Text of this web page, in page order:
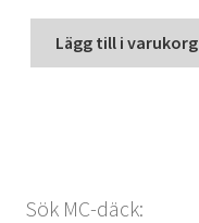
Lägg till i varukorg
Sök MC-däck: